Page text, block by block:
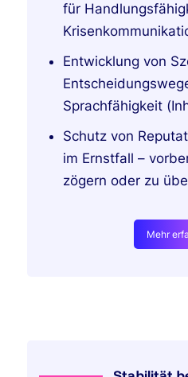
für
Entwicklung von
Sprachfähigkeit
Schutz von
im Ernstfall –
zögern oder zu
Mehr